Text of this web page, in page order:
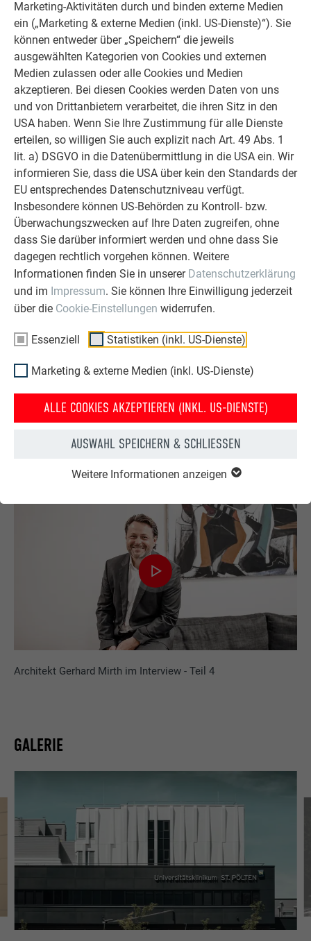
Marketing-Aktivitäten durch und binden externe Medien
ein („Marketing & externe Medien (inkl. US-Dienste)“). Sie
können entweder über „Speichern“ die jeweils
ausgewählten Kategorien von Cookies und externen
Medien zulassen oder alle Cookies und Medien
akzeptieren. Bei diesen Cookies werden Daten von uns
und von Drittanbietern verarbeitet, die ihren Sitz in den
USA haben. Wenn Sie Ihre Zustimmung für alle Dienste
erteilen, so willigen Sie auch explizit nach Art. 49 Abs. 1
lit. a) DSGVO in die Datenübermittlung in die USA ein. Wir
informieren Sie, dass die USA über kein den Standards der
EU entsprechendes Datenschutzniveau verfügt.
Insbesondere können US-Behörden zu Kontroll- bzw.
Überwachungszwecken auf Ihre Daten zugreifen, ohne
dass Sie darüber informiert werden und ohne dass Sie
dagegen rechtlich vorgehen können. Weitere
Informationen finden Sie in unserer Datenschutzerklärung
und im Impressum. Sie können Ihre Einwilligung jederzeit
über die Cookie-Einstellungen widerrufen.
Essenziell Statistiken (inkl. US-Dienste)
Marketing & externe Medien (inkl. US-Dienste)
ALLE COOKIES AKZEPTIEREN (INKL. US-DIENSTE)
AUSWAHL SPEICHERN & SCHLIESSEN
Weitere Informationen anzeigen
Architekt Gerhard Mirth im Interview - Teil 2
Architekt Gerhard Mirth im Interview - Teil 4
GALERIE